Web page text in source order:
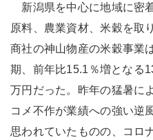
新潟県を中心に地域に密
原料、農業資材、米穀を取
商社の神山物産の米穀事業
期、前年比15.1％増となる
万円だった。昨年の猛暑に
コメ不作が業績への強い逆
思われていたものの、コロ